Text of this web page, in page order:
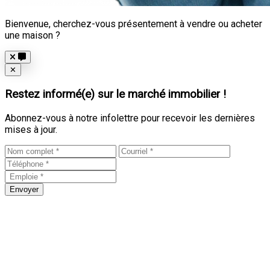
Bienvenue, cherchez-vous présentement à vendre ou acheter
une maison ?
Close
✕
Restez informé(e) sur le marché immobilier !
Abonnez-vous à notre infolettre pour recevoir les dernières
mises à jour.
Envoyer